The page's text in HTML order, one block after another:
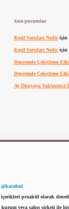
Son yorumlar
Keşif Soruları Nediriçin
Keşif Soruları Nediriçin
Depremde Çekiçleme
Depremde Çekiçleme
Ay Dünyaya Yaklaşınca
@karabul
proaktif olarak
veya şahıs şirketi ile